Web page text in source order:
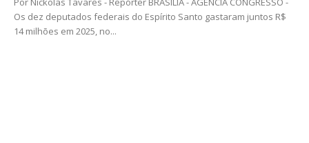
Os dez deputados federais do Espírito Santo gastaram juntos R$
14 milhões em 2025, no...